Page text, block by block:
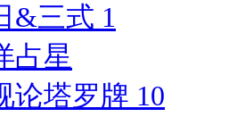
&三式 1
占星
论塔罗牌 10